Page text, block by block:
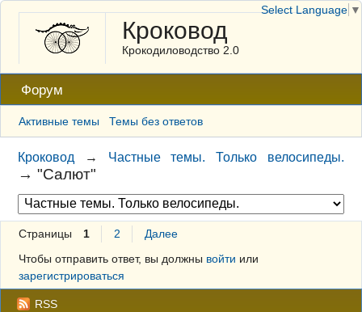
Кроковод
Крокодиловодство 2.0
Форум
Активные темы Темы без ответов
Кроковод → Частные темы. Только велосипеды.
→"Салют"
Страницы 1 2
Далее
Чтобы отправить ответ, вы должны войти или
зарегистрироваться
RSS
Select Language ▼